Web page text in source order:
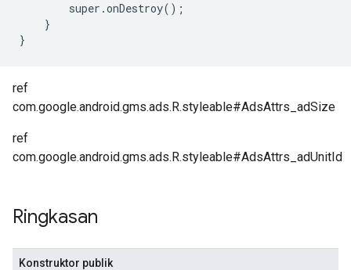
super .onDestroy();
}
}
ref
com.google.android.gms.ads.R.styleable#AdsAttrs_adSize
ref
com.google.android.gms.ads.R.styleable#AdsAttrs_adUnitId
Ringkasan
Konstruktor publik